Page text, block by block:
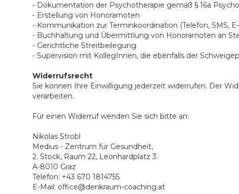
- Dokumentation der Psychotherapie gemäß § 16a
- Erstellung von Honorarnoten
- Kommunikation zur Terminkoordination (Telefon, SMS,
- Buchhaltung und Übermittlung von Honorarnoten an
- Gerichtliche Streitbeilegung
- Supervision mit KollegInnen, die ebenfalls der
Widerrufsrecht
Sie können Ihre Einwilligung jederzeit widerrufen. Der
verarbeiten.
Für einen Widerruf wenden Sie sich bitte an:
Nikolas Strobl
Medius - Zentrum für Gesundheit,
2. Stock, Raum 22, Leonhardplatz 3
A-8010 Graz
Telefon: +43 670 1814755
E-Mail: office@denkraum-coaching.at